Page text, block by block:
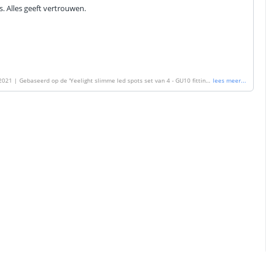
Alles geeft vertrouwen.
| Gebaseerd op de 'Yeelight slimme led spots set van 4 - GU10 fitting - lees meer...